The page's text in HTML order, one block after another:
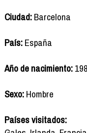
Ciudad:Barcelona
País:España
Año de nacimiento:
Sexo:Hombre
Países visitados: